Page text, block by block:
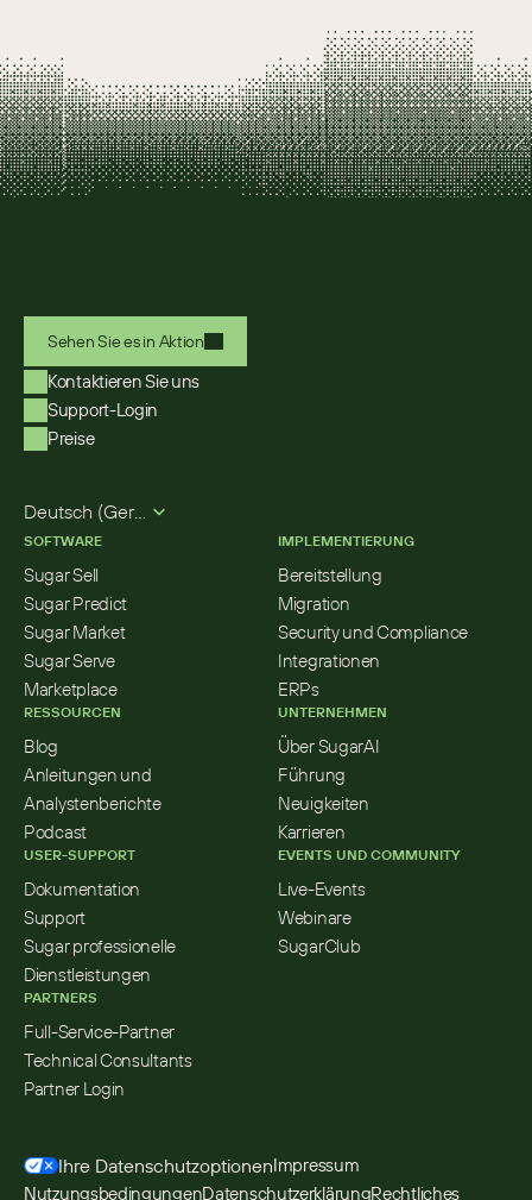
Sehen Sie es in Aktion
Kontaktieren Sie uns
Support-Login
Preise
Deutsch (German)
SOFTWARE
Sugar Sell
Sugar Predict
Sugar Market
Sugar Serve
Marketplace
RESSOURCEN
Blog
Anleitungen und
Analystenberichte
Podcast
USER-SUPPORT
Dokumentation
Support
Sugar professionelle
Dienstleistungen
PARTNERS
Full-Service-Partner
Technical Consultants
Partner Login
IMPLEMENTIERUNG
Bereitstellung
Migration
Security und Compliance
Integrationen
ERPs
UNTERNEHMEN
Über SugarAI
Führung
Neuigkeiten
Karrieren
EVENTS UND COMMUNITY
Live-Events
Webinare
SugarClub
Ihre DatenschutzoptionenImpressum
NutzungsbedingungenDatenschutzerklärungRechtliches